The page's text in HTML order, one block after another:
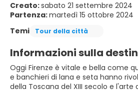
Creato:sabato 21 settembre 2024
Partenza:martedì 15 ottobre 2024
Temi
Tour della città
Informazioni sulla
Oggi Firenze è vitale e bella come
e banchieri di lana e seta hanno
della Toscana del XIII secolo e l'arte